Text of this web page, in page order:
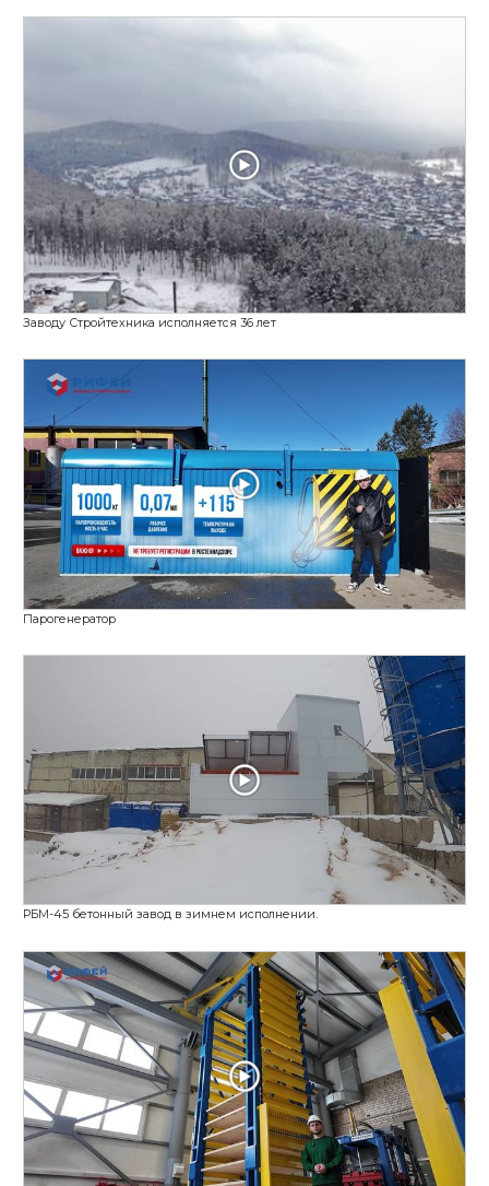
С 26 мая выставка СТТ 2026 в Москве/
Бетонный завод РБ-25-Зима г. Егорьевск
«Рифей-Буран-2А» в Орске: старт производства